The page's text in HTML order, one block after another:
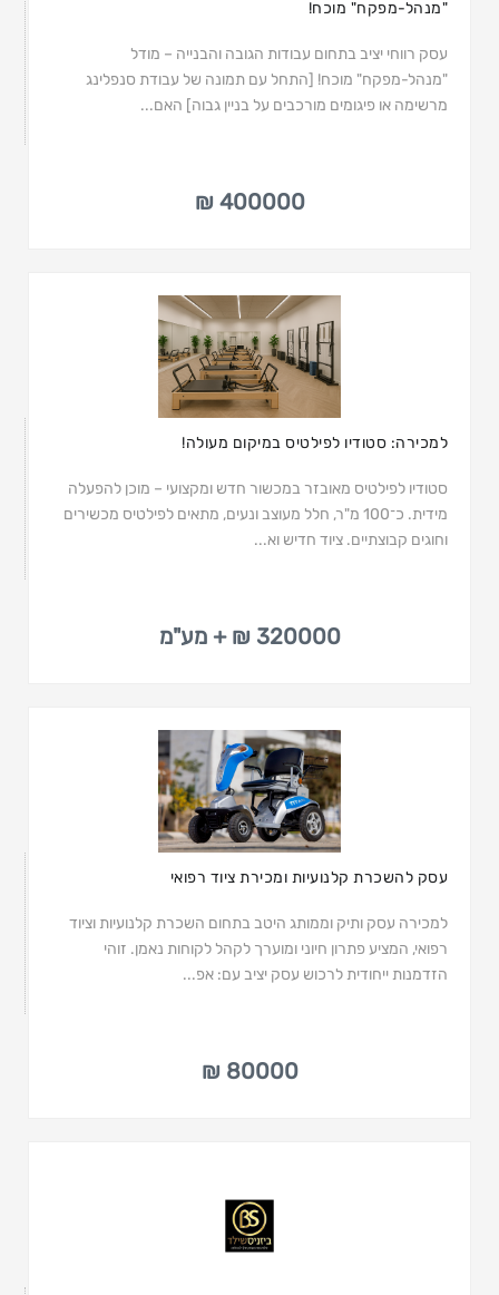
"מנהל-מפקח" מוכח!
עסק רווחי יציב בתחום עבודות הגובה והבנייה – מודל
"מנהל-מפקח" מוכח! [התחל עם תמונה של עבודת סנפלינג
מרשימה או פיגומים מורכבים על בניין גבוה] האם...
400000 ₪
למכירה: סטודיו לפילטיס במיקום מעולה!
סטודיו לפילטיס מאובזר במכשור חדש ומקצועי – מוכן להפעלה
מידית. כ־100 מ"ר, חלל מעוצב ונעים, מתאים לפילטיס מכשירים
וחוגים קבוצתיים. ציוד חדיש וא...
320000 ₪ + מע"מ
עסק להשכרת קלנועיות ומכירת ציוד רפואי
למכירה עסק ותיק וממותג היטב בתחום השכרת קלנועיות וציוד
רפואי, המציע פתרון חיוני ומוערך לקהל לקוחות נאמן. זוהי
הזדמנות ייחודית לרכוש עסק יציב עם: אפ...
80000 ₪